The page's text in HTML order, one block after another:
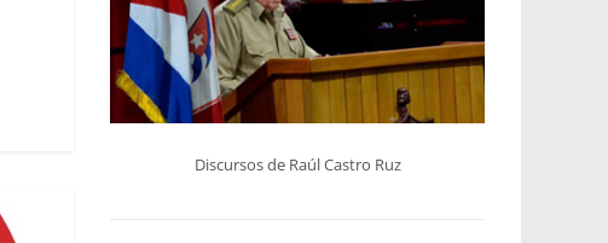
Discursos de Raúl Castro Ruz